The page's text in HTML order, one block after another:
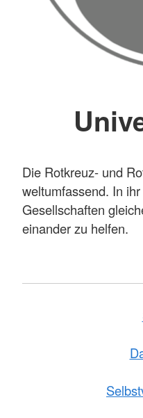
Die Rotkreuz- und
weltumfassend. In
Gesellschaften
einander zu helfen.